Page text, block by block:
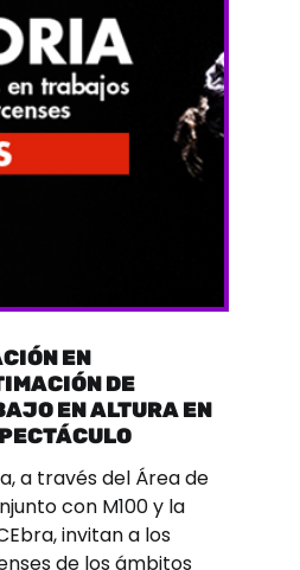
EN
DE
EN ALTURA EN
a través del Área de
con M100 y la
invitan a los
de los ámbitos